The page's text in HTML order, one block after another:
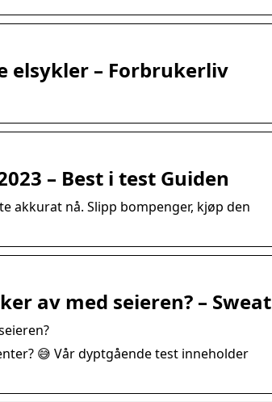
elsykler – Forbrukerliv
– Best i test Guiden
akkurat nå. Slipp bompenger, kjøp den
av med seieren? – Sweat
😅 Vår dyptgående test inneholder